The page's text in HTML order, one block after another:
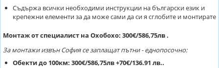
Съдържа всички необходими инструкции на български език и
крепежни елементи за да може сами да си я сглобите и монтирате
Монтаж от специалист на Охобохо: 300€/586,75лв.
За монтажи извън София се заплащат пътни - еднопосочно:
Обекти до 100км: 300€/586,75лв+70€/136.91 лв..